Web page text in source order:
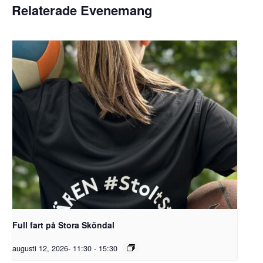
Relaterade Evenemang
Full fart på Stora Sköndal
augusti 12, 2026- 11:30 - 15:30